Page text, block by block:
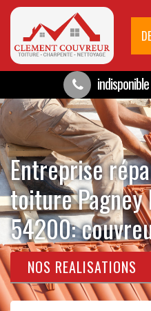
indisponible
Entreprise
toiture
54200:
NOS REALISATIONS